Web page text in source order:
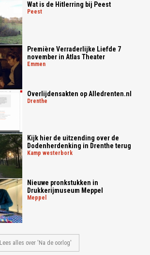
Wat is de Hitlerring bij Peest
peest
Première Verraderlijke Liefde 7
november in Atlas Theater
emmen
Overlijdensakten op Alledrenten.nl
drenthe
Kijk hier de uitzending over de
Dodenherdenking in Drenthe terug
kamp westerbork
Nieuwe pronkstukken in
Drukkerijmuseum Meppel
meppel
Lees alles over 'Na de oorlog'